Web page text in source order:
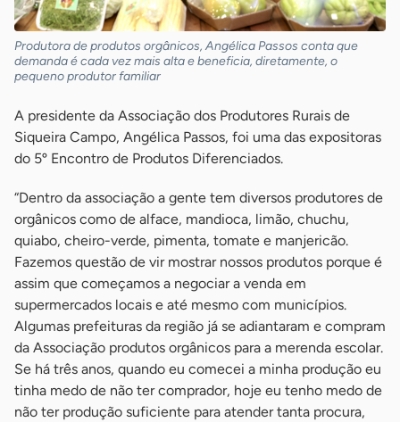
Produtora de produtos orgânicos, Angélica Passos conta que
demanda é cada vez mais alta e beneficia, diretamente, o
pequeno produtor familiar
A presidente da Associação dos Produtores Rurais de
Siqueira Campo, Angélica Passos, foi uma das expositoras
do 5º Encontro de Produtos Diferenciados.
“Dentro da associação a gente tem diversos produtores de
orgânicos como de alface, mandioca, limão, chuchu,
quiabo, cheiro-verde, pimenta, tomate e manjericão.
Fazemos questão de vir mostrar nossos produtos porque é
assim que começamos a negociar a venda em
supermercados locais e até mesmo com municípios.
Algumas prefeituras da região já se adiantaram e compram
da Associação produtos orgânicos para a merenda escolar.
Se há três anos, quando eu comecei a minha produção eu
tinha medo de não ter comprador, hoje eu tenho medo de
não ter produção suficiente para atender tanta procura,